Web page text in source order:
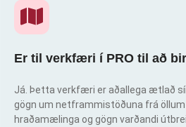
Er til verkfæri í PRO til að
Já. Þetta verkfæri er aðallega ætlað
gögn um netframmistöðuna frá
hraðamælinga og gögn varðandi